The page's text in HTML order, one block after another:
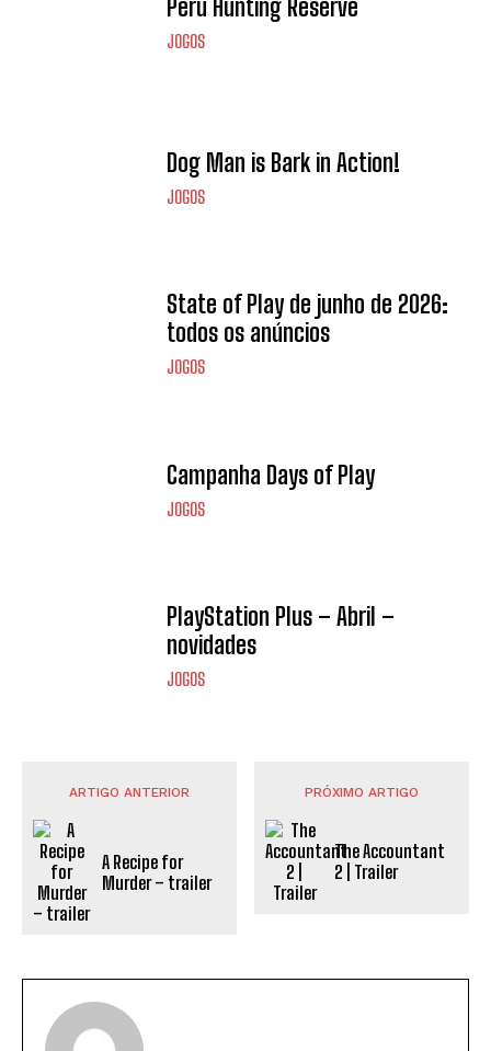
Peru Hunting Reserve
JOGOS
Dog Man is Bark in Action!
JOGOS
State of Play de junho de 2026:
todos os anúncios
JOGOS
Campanha Days of Play
JOGOS
PlayStation Plus – Abril –
novidades
JOGOS
ARTIGO ANTERIOR
A Recipe for
Murder – trailer
PRÓXIMO ARTIGO
The Accountant
2 | Trailer